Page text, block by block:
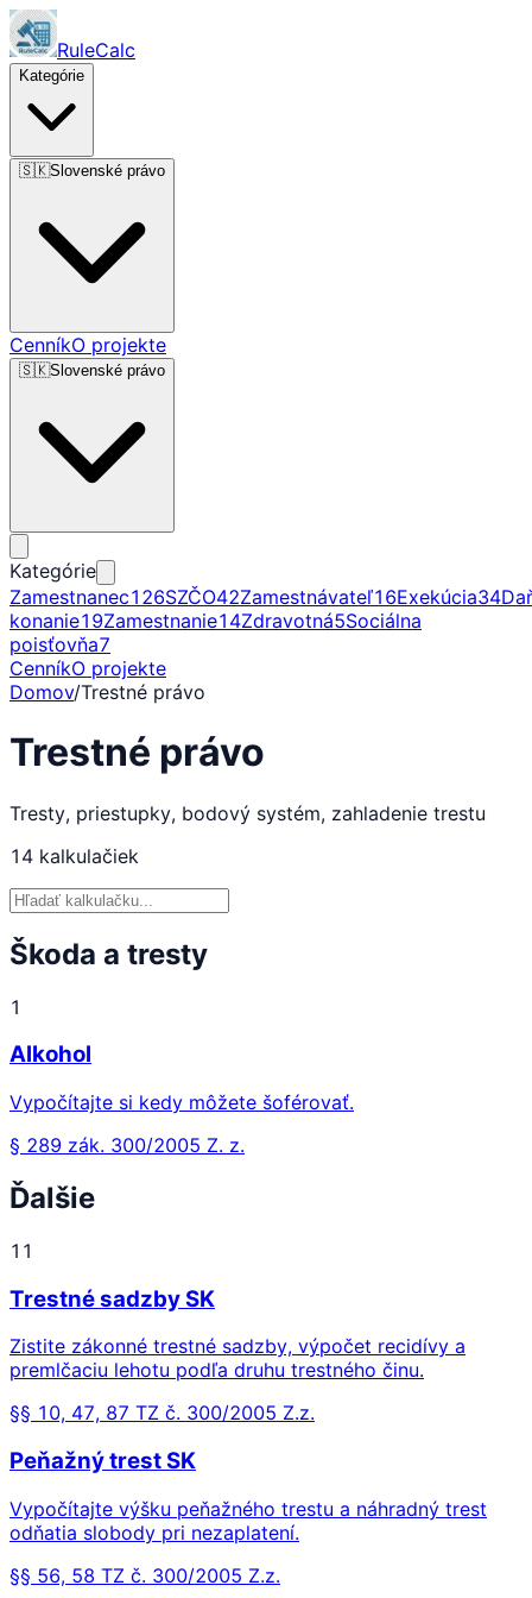
RuleCalc
Kategórie
🇸🇰Slovenské právo
CenníkO projekte
🇸🇰Slovenské právo
Kategórie
Zamestnanec126SZČO42Zamestnávateľ16Exekúcia34
konanie19Zamestnanie14Zdravotná5Sociálna
poisťovňa7
CenníkO projekte
Domov/Trestné právo
Trestné právo
Tresty, priestupky, bodový systém, zahladenie trestu
14 kalkulačiek
Škoda a tresty
1
Alkohol
Vypočítajte si kedy môžete šoférovať.
§ 289 zák. 300/2005 Z. z.
Ďalšie
11
Trestné sadzby SK
Zistite zákonné trestné sadzby, výpočet recidívy a
premlčaciu lehotu podľa druhu trestného činu.
§§ 10, 47, 87 TZ č. 300/2005 Z.z.
Peňažný trest SK
Vypočítajte výšku peňažného trestu a náhradný trest
odňatia slobody pri nezaplatení.
§§ 56, 58 TZ č. 300/2005 Z.z.